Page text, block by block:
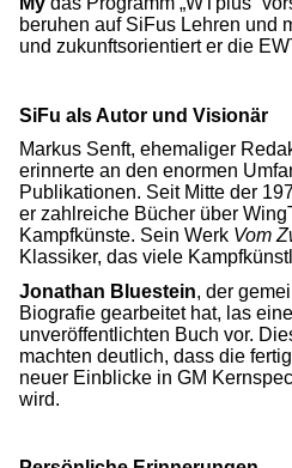
beruhen auf SiFus Lehren und
und zukunftsorientiert er die
SiFu als Autor und Visionär
Markus Senft, ehemaliger
erinnerte an den enormen
Publikationen. Seit Mitte der
er zahlreiche Bücher über
Kampfkünste. Sein Werk Vom
Klassiker, das viele
Jonathan Bluestein, der
Biografie gearbeitet hat, las
unveröffentlichten Buch vor.
machten deutlich, dass die
neuer Einblicke in GM
wird.